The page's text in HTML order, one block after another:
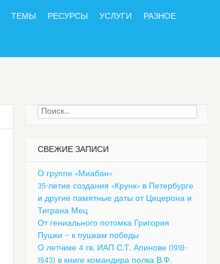
ТЕМЫ РЕСУРСЫ УСЛУГИ РАЗНОЕ
Найти:
СВЕЖИЕ ЗАПИСИ
О группе «Миабан»
35-летие создания «Крунк» в Петербурге
и другие памятные даты от Цицерона и
Тиграна Мец
От гениального потомка Григория
Пушки — к пушкам победы
О летчике 4 гв. ИАП С.Т. Апинове (1918-
1943) в книге командира полка В.Ф.